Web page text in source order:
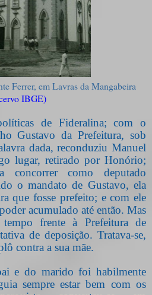
Ferrer, em Lavras da Mangabeira
IBGE)
de Fideralina; com o
Gustavo da Prefeitura, sob
dada, reconduziu Manuel
lugar, retirado por Honório;
concorrer como deputado
o mandato de Gustavo, ela
que fosse prefeito; e com ele
acumulado até então. Mas
frente à Prefeitura de
de deposição. Tratava-se,
contra a sua mãe.
e do marido foi habilmente
sempre estar bem com os